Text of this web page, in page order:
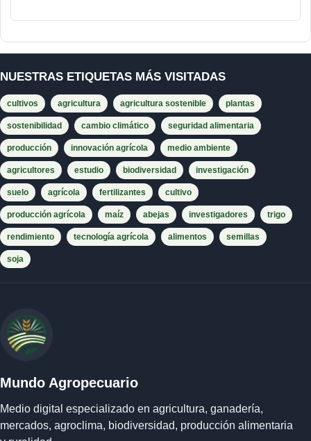
NUESTRAS ETIQUETAS MÁS VISITADAS
cultivos agricultura agricultura sostenible plantas
sostenibilidad cambio climático seguridad alimentaria
producción innovación agrícola medio ambiente
agricultores estudio biodiversidad investigación
suelo agrícola fertilizantes cultivo
producción agrícola maíz abejas investigadores trigo
rendimiento tecnología agrícola alimentos semillas
soja
Mundo Agropecuario
Medio digital especializado en agricultura, ganadería,
mercados, agroclima, biodiversidad, producción alimentaria